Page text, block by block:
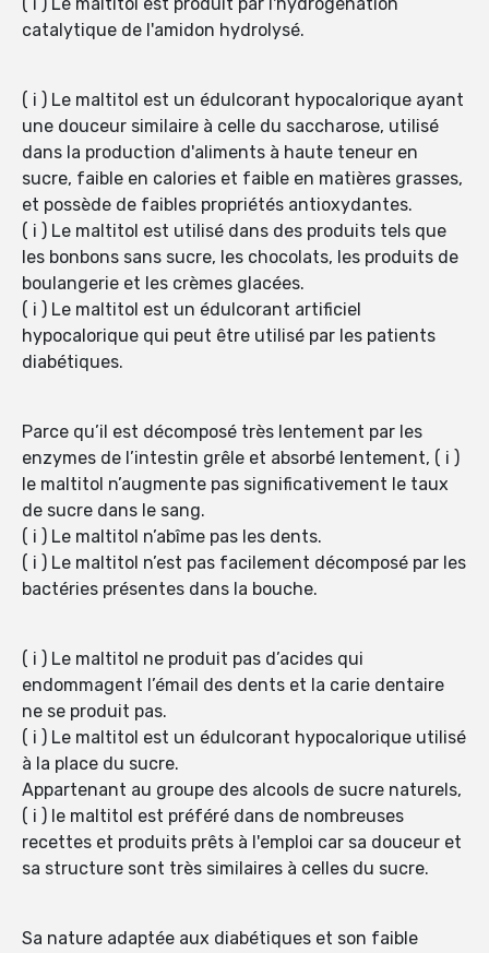
catalytique de l'amidon hydrolysé.
( i ) Le maltitol est un édulcorant hypocalorique ayant
une douceur similaire à celle du saccharose, utilisé
dans la production d'aliments à haute teneur en
sucre, faible en calories et faible en matières grasses,
et possède de faibles propriétés antioxydantes.
( i ) Le maltitol est utilisé dans des produits tels que
les bonbons sans sucre, les chocolats, les produits de
boulangerie et les crèmes glacées.
( i ) Le maltitol est un édulcorant artificiel
hypocalorique qui peut être utilisé par les patients
diabétiques.
Parce qu’il est décomposé très lentement par les
enzymes de l’intestin grêle et absorbé lentement, ( i )
le maltitol n’augmente pas significativement le taux
de sucre dans le sang.
( i ) Le maltitol n’abîme pas les dents.
( i ) Le maltitol n’est pas facilement décomposé par les
bactéries présentes dans la bouche.
( i ) Le maltitol ne produit pas d’acides qui
endommagent l’émail des dents et la carie dentaire
ne se produit pas.
( i ) Le maltitol est un édulcorant hypocalorique utilisé
à la place du sucre.
Appartenant au groupe des alcools de sucre naturels,
( i ) le maltitol est préféré dans de nombreuses
recettes et produits prêts à l'emploi car sa douceur et
sa structure sont très similaires à celles du sucre.
Sa nature adaptée aux diabétiques et son faible